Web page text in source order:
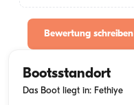
Bewertung schreiben
Bootsstandort
Das Boot liegt in: Fethiye